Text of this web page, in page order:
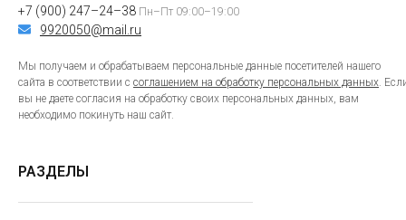
+7 (900) 247–24–38 Пн–Пт 09:00–19:00
9920050@mail.ru
Мы получаем и обрабатываем персональные данные посетителей нашего
сайта в соответствии с соглашением на обработку персональных данных.
вы не даете согласия на обработку своих персональных данных, вам
необходимо покинуть наш сайт.
РАЗДЕЛЫ